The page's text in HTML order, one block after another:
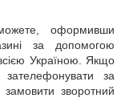
оформивши
за допомогою
Україною. Якщо
за
зворотний